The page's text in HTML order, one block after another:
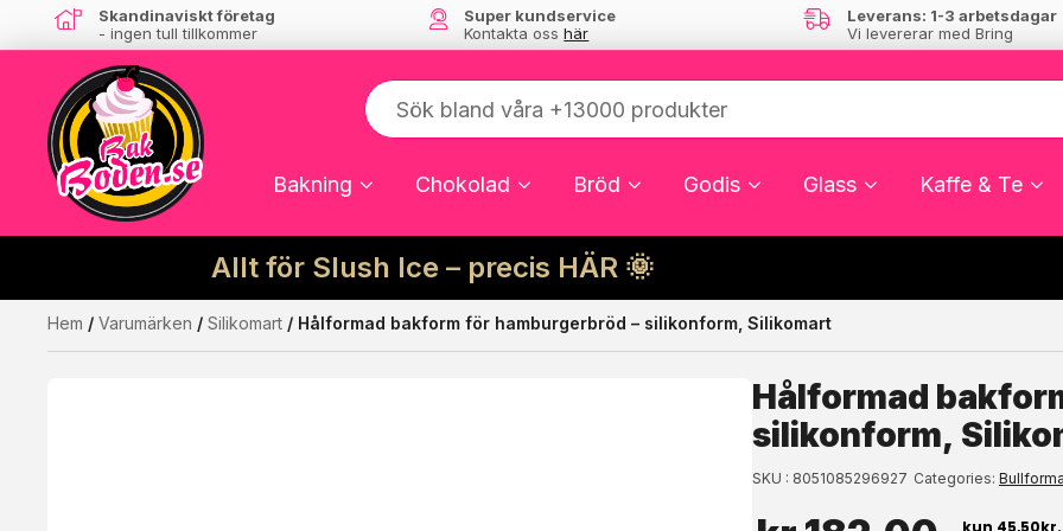
Skandinaviskt företag
- ingen tull tillkommer
Super kundservice
Kontakta oss här
Leverans: 1-3 arbetsdagar
Vi levererar med Bring
Bakning Chokolad Bröd Godis Glass Kaffe & Te
Allt för Slush Ice – precis HÄR 🌞
Kanske någon av dessa produkter kan intressera dig?
Hem / Varumärken / Silikomart / Hålformad bakform för hamburgerbröd – silikonform, Silikomart
Hålformad
silikonform,
SKU 8051085296927 Categories